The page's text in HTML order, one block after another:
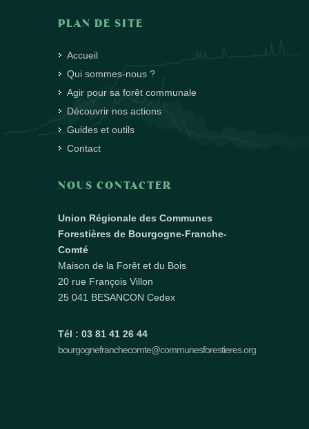
PLAN DE SITE
Accueil
Qui sommes-nous ?
Agir pour sa forêt communale
Découvrir nos actions
Guides et outils
Contact
NOUS CONTACTER
Union Régionale des Communes
Forestières de Bourgogne-Franche-
Comté
Maison de la Forêt et du Bois
20 rue François Villon
25 041 BESANCON Cedex
Tél : 03 81 41 26 44
bourgognefranchecomte@communesforestieres.org